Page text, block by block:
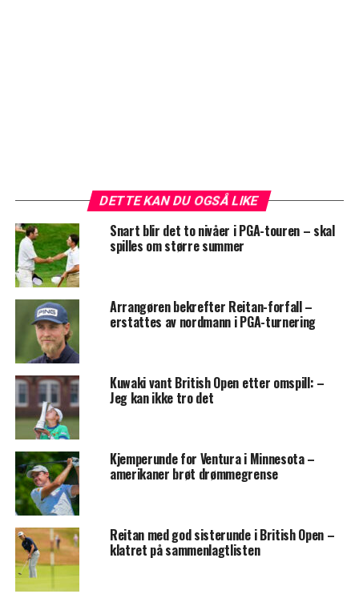
DETTE KAN DU OGSÅ LIKE
Snart blir det to nivåer i PGA-touren – skal
spilles om større summer
Arrangøren bekrefter Reitan-forfall –
erstattes av nordmann i PGA-turnering
Kuwaki vant British Open etter omspill: –
Jeg kan ikke tro det
Kjemperunde for Ventura i Minnesota –
amerikaner brøt drømmegrense
Reitan med god sisterunde i British Open –
klatret på sammenlagtlisten